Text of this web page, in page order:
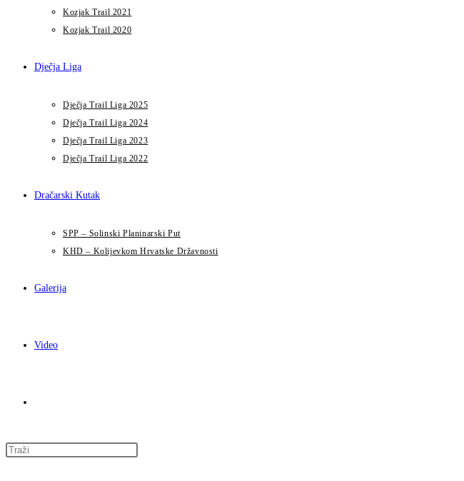
Kozjak Trail 2021
Kozjak Trail 2020
Dječja Liga
Dječja Trail Liga 2025
Dječja Trail Liga 2024
Dječja Trail Liga 2023
Dječja Trail Liga 2022
Dračarski Kutak
SPP – Solinski Planinarski Put
KHD – Kolijevkom Hrvatske Državnosti
Galerija
Video
pretragu